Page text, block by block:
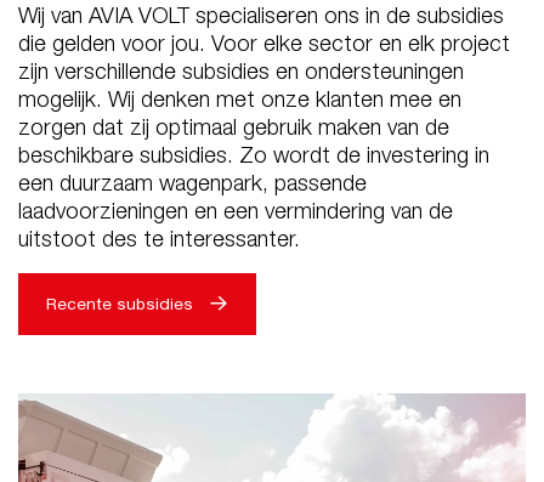
Wij van AVIA VOLT specialiseren ons in de subsidies
die gelden voor jou. Voor elke sector en elk project
zijn verschillende subsidies en ondersteuningen
mogelijk. Wij denken met onze klanten mee en
zorgen dat zij optimaal gebruik maken van de
beschikbare subsidies. Zo wordt de investering in
een duurzaam wagenpark, passende
laadvoorzieningen en een vermindering van de
uitstoot des te interessanter.
Recente subsidies